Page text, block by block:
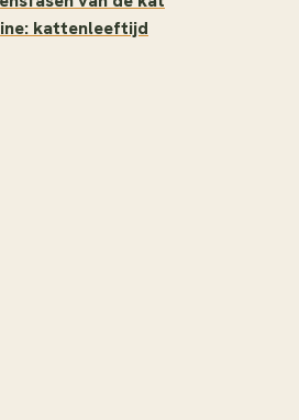
kattenleeftijd